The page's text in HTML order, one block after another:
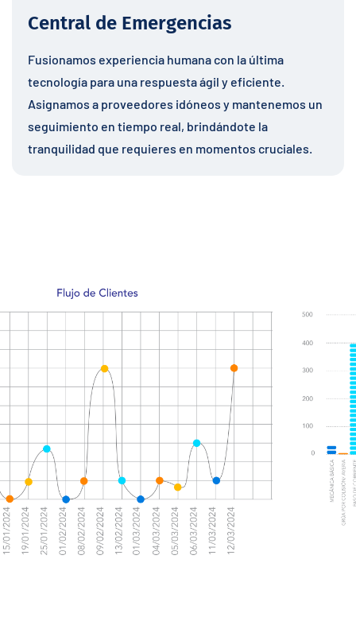
Central de Emergencias
Fusionamos experiencia humana con la última
tecnología para una respuesta ágil y eficiente.
Asignamos a proveedores idóneos y mantenemos un
seguimiento en tiempo real, brindándote la
tranquilidad que requieres en momentos cruciales.